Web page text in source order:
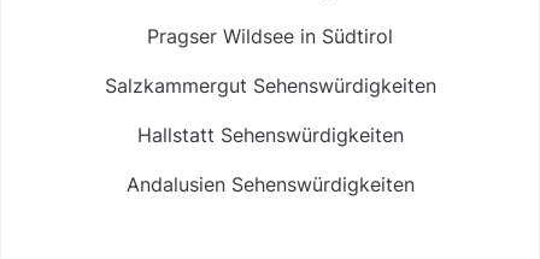
Pragser Wildsee in Südtirol
Salzkammergut Sehenswürdigkeiten
Hallstatt Sehenswürdigkeiten
Andalusien Sehenswürdigkeiten